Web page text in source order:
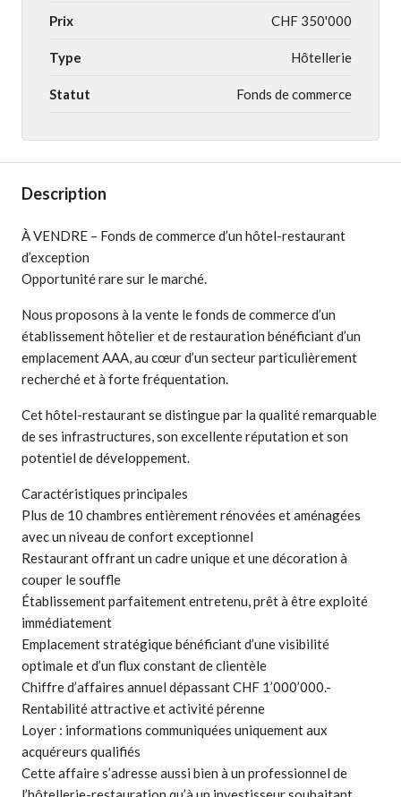
Prix CHF 350'000
Type Hôtellerie
Statut Fonds de commerce
Description
À VENDRE – Fonds de commerce d’un hôtel-restaurant
d’exception
Opportunité rare sur le marché.
Nous proposons à la vente le fonds de commerce d’un
établissement hôtelier et de restauration bénéficiant d’un
emplacement AAA, au cœur d’un secteur particulièrement
recherché et à forte fréquentation.
Cet hôtel-restaurant se distingue par la qualité remarquable
de ses infrastructures, son excellente réputation et son
potentiel de développement.
Caractéristiques principales
Plus de 10 chambres entièrement rénovées et aménagées
avec un niveau de confort exceptionnel
Restaurant offrant un cadre unique et une décoration à
couper le souffle
Établissement parfaitement entretenu, prêt à être exploité
immédiatement
Emplacement stratégique bénéficiant d’une visibilité
optimale et d’un flux constant de clientèle
Chiffre d’affaires annuel dépassant CHF 1’000’000.-
Rentabilité attractive et activité pérenne
Loyer : informations communiquées uniquement aux
acquéreurs qualifiés
Cette affaire s’adresse aussi bien à un professionnel de